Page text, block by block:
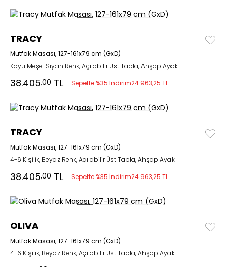
TRACY
Mutfak Masası, 127-161x79 cm (GxD)
Koyu Meşe-Siyah Renk, Açılabilir Üst Tabla, Ahşap Ayak
38.405,00 TL Sepette %35 İndirim24.963,25 TL
TRACY
Mutfak Masası, 127-161x79 cm (GxD)
4-6 Kişilik, Beyaz Renk, Açılabilir Üst Tabla, Ahşap Ayak
38.405,00 TL Sepette %35 İndirim24.963,25 TL
OLIVA
Mutfak Masası, 127-161x79 cm (GxD)
4-6 Kişilik, Beyaz Renk, Açılabilir Üst Tabla, Ahşap Ayak